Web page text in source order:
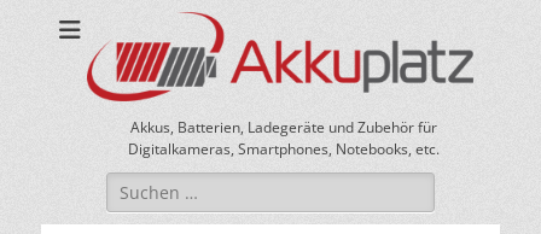
Akkus, Batterien, Ladegeräte und Zubehör für
Digitalkameras, Smartphones, Notebooks, etc.
Suche
nach: